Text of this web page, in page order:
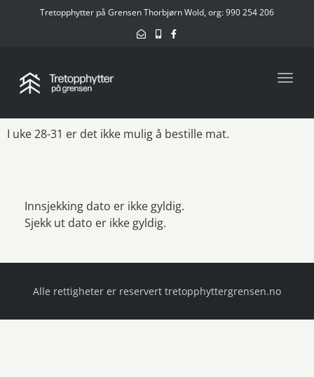
Tretopphytter på Grensen Thorbjørn Wold, org: 990 254 206
I uke 28-31 er det ikke mulig å bestille mat.
Innsjekking dato er ikke gyldig.
Sjekk ut dato er ikke gyldig.
Alle rettigheter er reservert tretopphyttergrensen.no